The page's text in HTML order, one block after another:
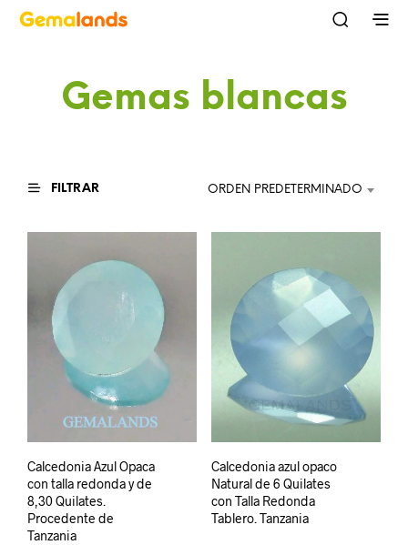
Gemas blancas
FILTRAR ORDEN PREDETERMINADO
Calcedonia Azul Opaca
con talla redonda y de
8,30 Quilates.
Procedente de
Tanzania
Calcedonia azul opaco
Natural de 6 Quilates
con Talla Redonda
Tablero. Tanzania